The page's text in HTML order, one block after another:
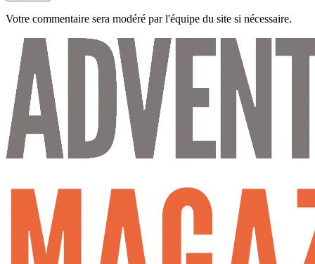
Votre commentaire sera modéré par l'équipe du site si nécessaire.